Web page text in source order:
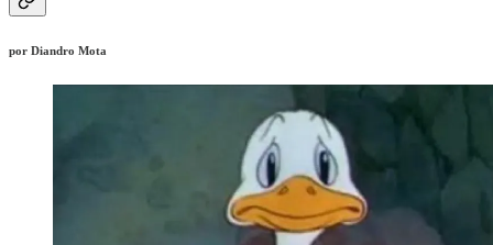
por Diandro Mota